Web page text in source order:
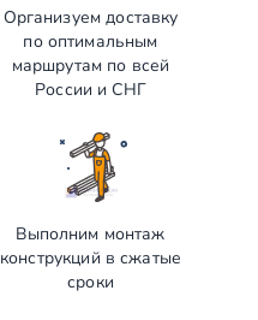
Организуем доставку
по оптимальным
маршрутам по всей
России и СНГ
Выполним монтаж
конструкций в сжатые
сроки